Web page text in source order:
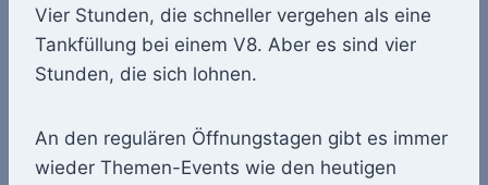
Vier Stunden, die schneller vergehen als eine
Tankfüllung bei einem V8. Aber es sind vier
Stunden, die sich lohnen.
An den regulären Öffnungstagen gibt es immer
wieder Themen-Events wie den heutigen